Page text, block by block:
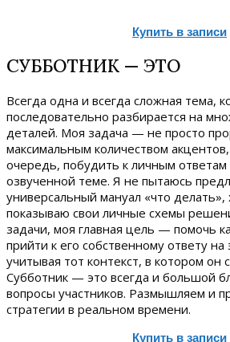
Купить в записи
СУББОТНИК — ЭТО
Всегда одна и всегда сложная тема,
последовательно разбирается на
деталей. Моя задача — не просто
максимальным количеством
очередь, побудить к личным
озвученной теме. Я не пытаюсь
универсальный мануал «что делать»,
показываю свои личные схемы
задачи, моя главная цель — помочь
прийти к его собственному ответу на
учитывая тот контекст, в котором он
Субботник — это всегда и большой
вопросы участников. Размышляем и
стратегии в реальном времени.
Купить в записи